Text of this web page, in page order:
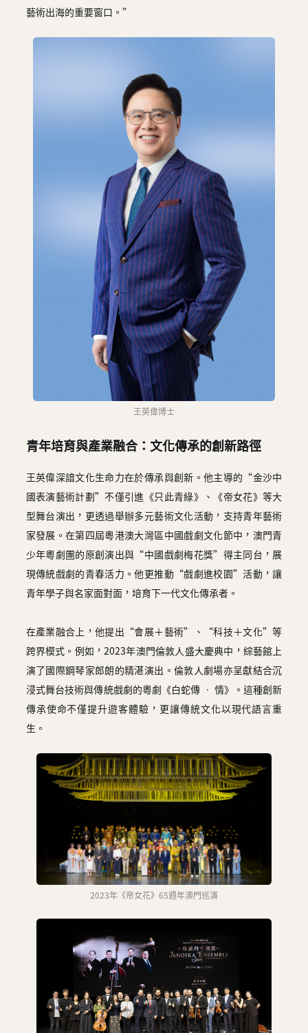
藝術出海的重要窗口。”
王英偉博士
青年培育與產業融合：文化傳承的創新路徑
王英偉深諳文化生命力在於傳承與創新。他主導的“金沙中
國表演藝術計劃”不僅引進《只此青綠》、《帝女花》等大
型舞台演出，更透過舉辦多元藝術文化活動，支持青年藝術
家發展。在第四屆粵港澳大灣區中國戲劇文化節中，澳門青
少年粵劇團的原創演出與“中國戲劇梅花獎”得主同台，展
現傳統戲劇的青春活力。他更推動“戲劇進校園”活動，讓
青年學子與名家面對面，培育下一代文化傳承者。
在產業融合上，他提出“會展＋藝術”、“科技＋文化”等
跨界模式。例如，2023年澳門倫敦人盛大慶典中，綜藝館上
演了國際鋼琴家郎朗的精湛演出。倫敦人劇場亦呈獻結合沉
浸式舞台技術與傳統戲劇的粵劇《白蛇傳 ‧ 情》。這種創新
傳承使命不僅提升遊客體驗，更讓傳統文化以現代語言重
生。
2023年《帝女花》65週年澳門巡演